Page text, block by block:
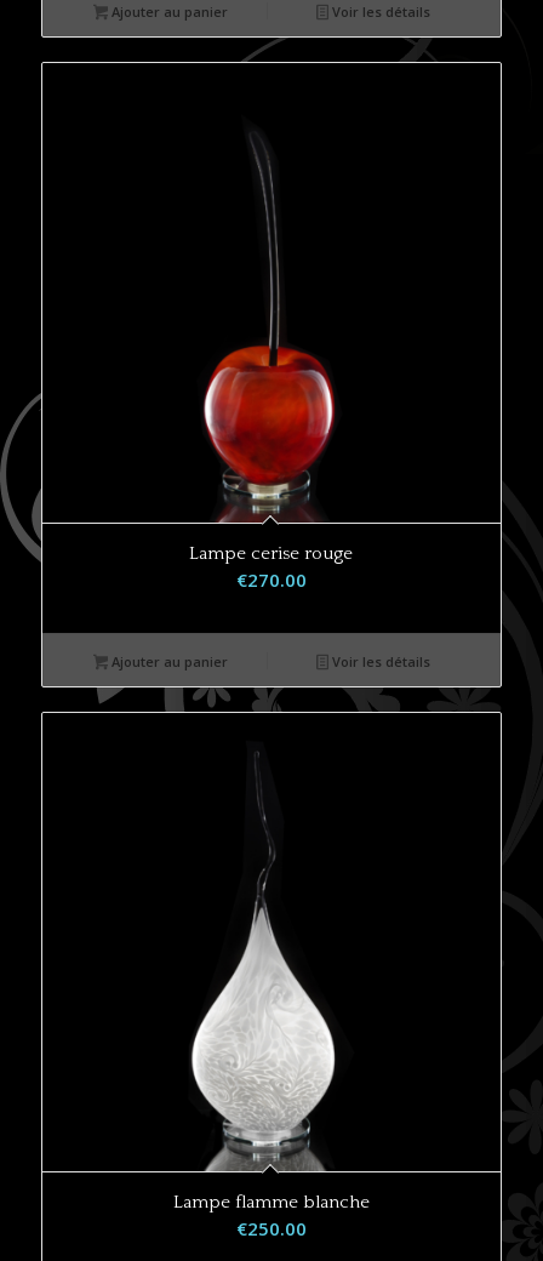
Ajouter au panier Voir les détails
Lampe cerise rouge
€270.00
Ajouter au panier Voir les détails
Lampe flamme blanche
€250.00